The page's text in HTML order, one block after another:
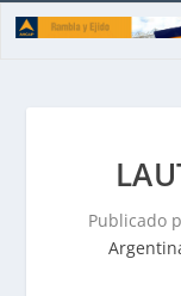
Publicado